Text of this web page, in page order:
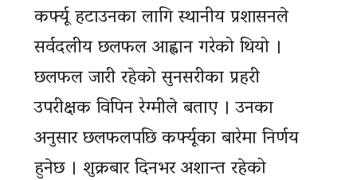
कर्फ्यू हटाउनका लागि स्थानीय प्रशासनले
सर्वदलीय छलफल आह्वान गरेको थियो ।
छलफल जारी रहेको सुनसरीका प्रहरी
उपरीक्षक विपिन रेग्मीले बताए । उनका
अनुसार छलफलपछि कर्फ्यूका बारेमा निर्णय
हुनेछ । शुक्रबार दिनभर अशान्त रहेको